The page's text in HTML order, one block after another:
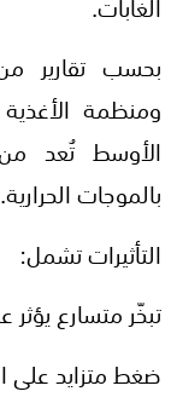
الأوسط تُعد
بالموجات الحرارية.
التأثيرات تشمل:
تبخّر متسارع يؤثر
ضغط متزايد على